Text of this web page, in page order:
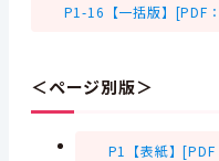
P1-16【一括版】[PDF
＜ページ別版＞
P1【表紙】